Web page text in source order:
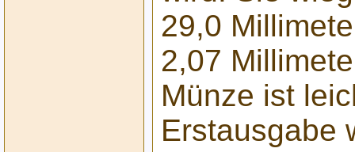
29,0
2,07
Münze ist
Erstausgabe